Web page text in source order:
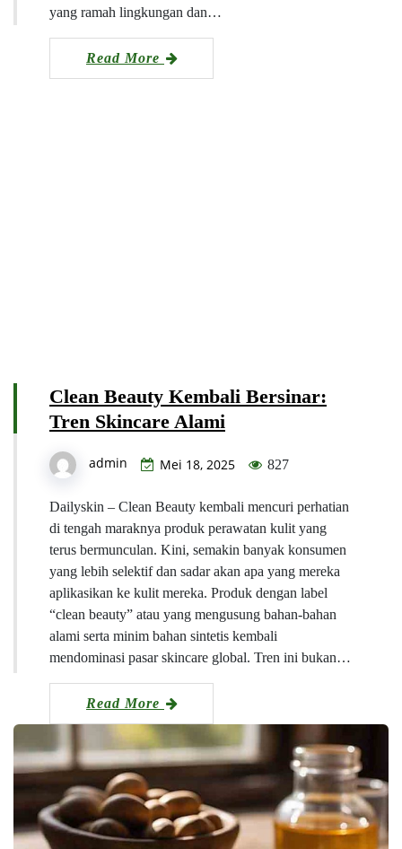
yang ramah lingkungan dan…
Read More
Clean Beauty Kembali Bersinar:
Tren Skincare Alami
admin Mei 18, 2025 827
Dailyskin – Clean Beauty kembali mencuri perhatian
di tengah maraknya produk perawatan kulit yang
terus bermunculan. Kini, semakin banyak konsumen
yang lebih selektif dan sadar akan apa yang mereka
aplikasikan ke kulit mereka. Produk dengan label
“clean beauty” atau yang mengusung bahan-bahan
alami serta minim bahan sintetis kembali
mendominasi pasar skincare global. Tren ini bukan…
Read More